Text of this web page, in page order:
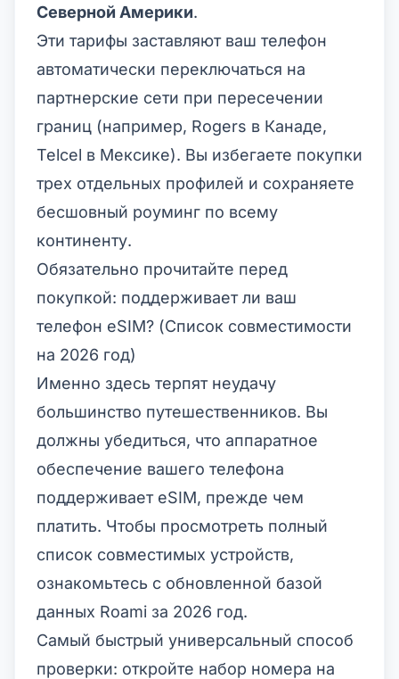
Северной Америки.
Эти тарифы заставляют ваш телефон
автоматически переключаться на
партнерские сети при пересечении
границ (например, Rogers в Канаде,
Telcel в Мексике). Вы избегаете покупки
трех отдельных профилей и сохраняете
бесшовный роуминг по всему
континенту.
Обязательно прочитайте перед
покупкой: поддерживает ли ваш
телефон eSIM? (Список совместимости
на 2026 год)
Именно здесь терпят неудачу
большинство путешественников. Вы
должны убедиться, что аппаратное
обеспечение вашего телефона
поддерживает eSIM, прежде чем
платить. Чтобы просмотреть полный
список совместимых устройств,
ознакомьтесь с обновленной базой
данных Roami за 2026 год.
Самый быстрый универсальный способ
проверки: откройте набор номера на